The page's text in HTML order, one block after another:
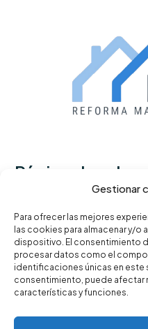
Gestionar
Para ofrecer las mejores
las cookies para almacenar y/o
dispositivo. El consentimiento
procesar datos como el
identificaciones únicas en este
consentimiento, puede afectar
características y funciones.
Páginas legales
Política de privacidad
Términos y condiciones
Política de cookies